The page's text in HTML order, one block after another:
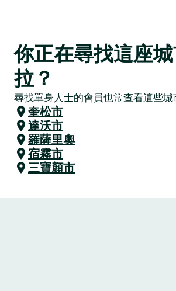
你正在尋找這座
拉？
尋找單身人士的會員也常查看這些城
奎松市
達沃市
羅薩里奧
宿霧市
三寶顏市